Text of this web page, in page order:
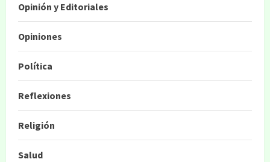
Opinión y Editoriales
Opiniones
Política
Reflexiones
Religión
Salud